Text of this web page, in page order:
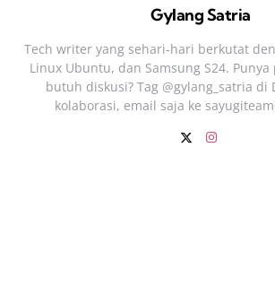
Gylang Satria
Tech writer yang sehari‑hari berkutat
Linux Ubuntu, dan Samsung S24.
butuh diskusi? Tag @gylang_satria di
kolaborasi, email saja ke